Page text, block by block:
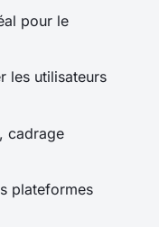
pour le
les utilisateurs
cadrage
plateformes